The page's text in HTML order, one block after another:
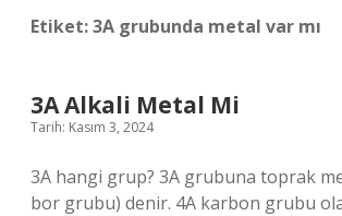
Etiket:3A grubunda metal var mı
3A Alkali Metal Mi
Tarih: Kasım 3, 2024
3A hangi grup? 3A grubuna toprak
bor grubu) denir. 4A karbon grubu